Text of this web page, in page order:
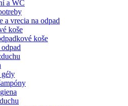
a WC
a vrecia na odpad
koše
koše
gély